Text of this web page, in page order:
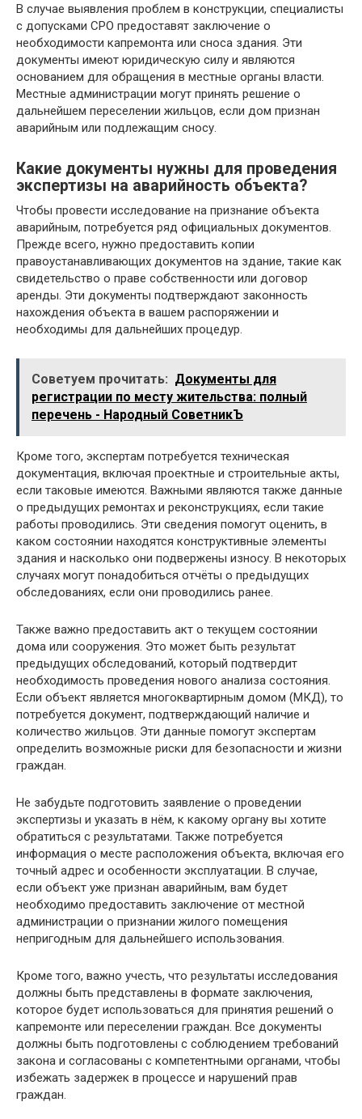
В случае выявления проблем в конструкции, специалисты
с допусками СРО предоставят заключение о
необходимости капремонта или сноса здания. Эти
документы имеют юридическую силу и являются
основанием для обращения в местные органы власти.
Местные администрации могут принять решение о
дальнейшем переселении жильцов, если дом признан
аварийным или подлежащим сносу.
Какие документы нужны для проведения
экспертизы на аварийность объекта?
Чтобы провести исследование на признание объекта
аварийным, потребуется ряд официальных документов.
Прежде всего, нужно предоставить копии
правоустанавливающих документов на здание, такие как
свидетельство о праве собственности или договор
аренды. Эти документы подтверждают законность
нахождения объекта в вашем распоряжении и
необходимы для дальнейших процедур.
Советуем прочитать: Документы для
регистрации по месту жительства: полный
перечень - Народный СоветникЪ
Кроме того, экспертам потребуется техническая
документация, включая проектные и строительные акты,
если таковые имеются. Важными являются также данные
о предыдущих ремонтах и реконструкциях, если такие
работы проводились. Эти сведения помогут оценить, в
каком состоянии находятся конструктивные элементы
здания и насколько они подвержены износу. В некоторых
случаях могут понадобиться отчёты о предыдущих
обследованиях, если они проводились ранее.
Также важно предоставить акт о текущем состоянии
дома или сооружения. Это может быть результат
предыдущих обследований, который подтвердит
необходимость проведения нового анализа состояния.
Если объект является многоквартирным домом (МКД), то
потребуется документ, подтверждающий наличие и
количество жильцов. Эти данные помогут экспертам
определить возможные риски для безопасности и жизни
граждан.
Не забудьте подготовить заявление о проведении
экспертизы и указать в нём, к какому органу вы хотите
обратиться с результатами. Также потребуется
информация о месте расположения объекта, включая его
точный адрес и особенности эксплуатации. В случае,
если объект уже признан аварийным, вам будет
необходимо предоставить заключение от местной
администрации о признании жилого помещения
непригодным для дальнейшего использования.
Кроме того, важно учесть, что результаты исследования
должны быть представлены в формате заключения,
которое будет использоваться для принятия решений о
капремонте или переселении граждан. Все документы
должны быть подготовлены с соблюдением требований
закона и согласованы с компетентными органами, чтобы
избежать задержек в процессе и нарушений прав
граждан.